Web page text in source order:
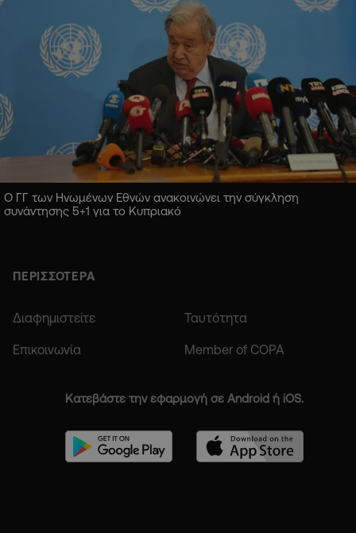
Ο ΓΓ των Ηνωμένων Εθνών ανακοινώνει την σύγκληση
συνάντησης 5+1 για το Κυπριακό
ΠΕΡΙΣΣΟΤΕΡΑ
Διαφημιστείτε Ταυτότητα
Επικοινωνία Member of COPA
Κατεβάστε την εφαρμογή σε Android ή iOS.